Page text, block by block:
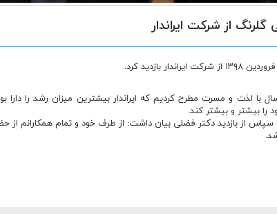
از شرکت ایراندار
با لذت و مسرت مطرح کردیم که ایراندار بیشترین میزان رشد را
را بیشتر و بیشتر کند.